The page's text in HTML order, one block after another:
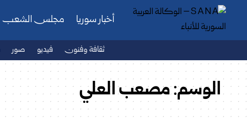
أخبار سوريا مجلس الشعب
ثقافة وفنون فيديو صور
الوسم:مصعب العلي